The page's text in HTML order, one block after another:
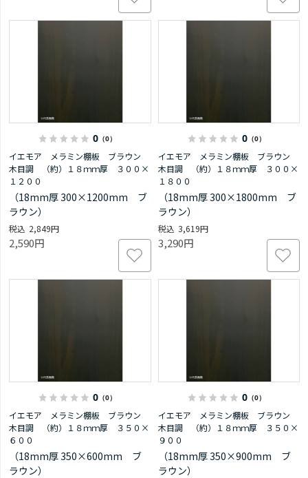
0 （0）
イエモア メラミン棚板 ブラウン
木目調 （約）１８ｍｍ厚 ３００×
１２００
（18mm厚 300×1200mm ブ
ラウン）
2,849円
2,590円
0（0）
イエモア メラミン棚板 ブラウン
木目調 （約）１８ｍｍ厚 ３００×
１８００
（18mm厚 300×1800mm ブ
ラウン）
3,619円
3,290円
0 （0）
イエモア メラミン棚板 ブラウン
木目調 （約）１８ｍｍ厚 ３５０×
６００
（18mm厚 350×600mm ブ
ラウン）
0（0）
イエモア メラミン棚板 ブラウン
木目調 （約）１８ｍｍ厚 ３５０×
９００
（18mm厚 350×900mm ブ
ラウン）